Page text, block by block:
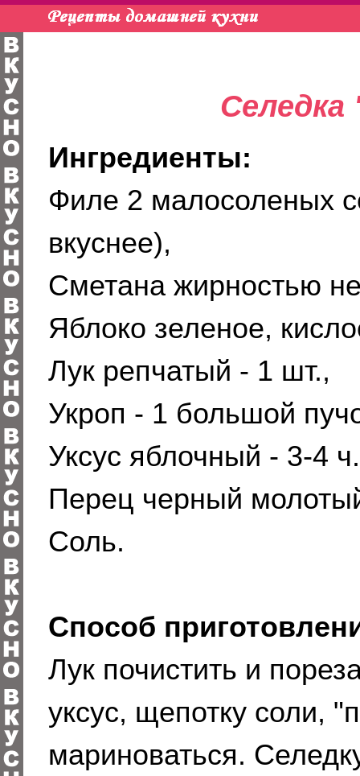
Селедка
Ингредиенты:
Филе 2 малосоленых
вкуснее),
Сметана жирностью
Яблоко зеленое,
Лук репчатый - 1 шт.,
Укроп - 1 большой
Уксус яблочный - 3-4
Перец черный
Соль.
Способ
Лук почистить и
уксус, щепотку соли,
мариноваться.